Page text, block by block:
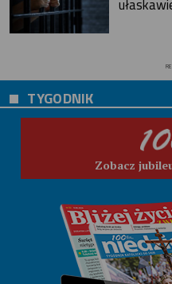
TYGODNIK
Zobacz